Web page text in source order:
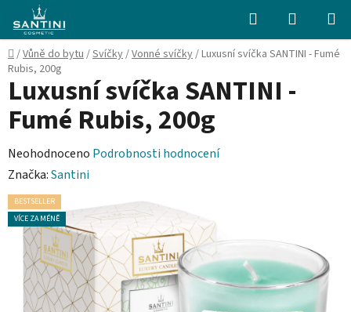
obsah
Hledat
KOŠÍK
Domů
/Vůně do bytu/Svíčky/Vonné svíčky/Luxusní svíčka SANTINI - Fumé
Rubis, 200g
Luxusní svíčka SANTINI -
Fumé Rubis, 200g
Průměrné
hodnocení
produktu
je
hvězdiček.
Neohodnoceno Podrobnosti hodnocení
Značka:Santini
BESTSELLER
VÍCE ZA MÉNĚ